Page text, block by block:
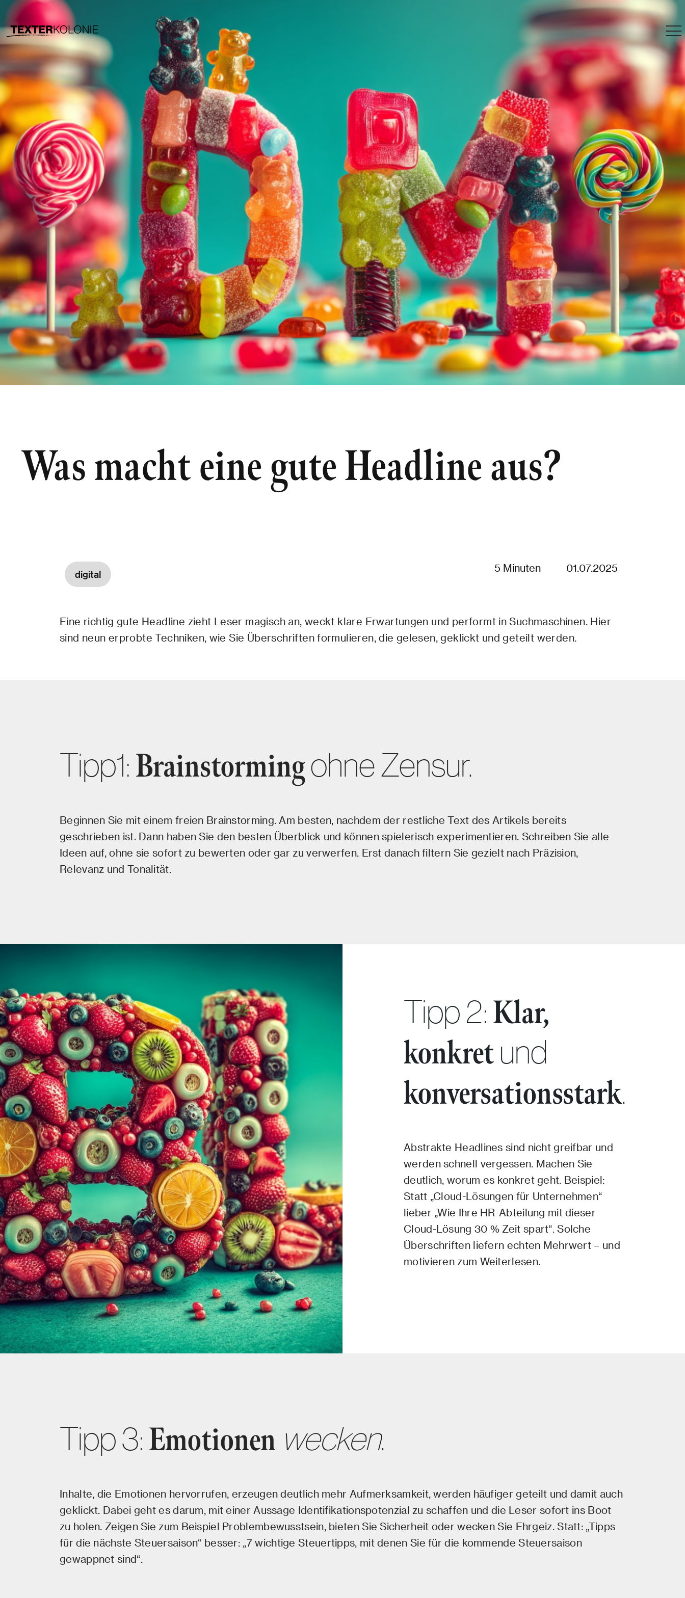
Was macht eine gute Headline aus?
digital
5 Minuten 01.07.2025
Eine richtig gute Headline zieht Leser magisch an, weckt klare Erwartungen und performt in Suchmaschinen. Hier
sind neun erprobte Techniken, wie Sie Überschriften formulieren, die gelesen, geklickt und geteilt werden.
Tipp1:Brainstormingohne Zensur.
Beginnen Sie mit einem freien Brainstorming. Am besten, nachdem der restliche Text des Artikels bereits
geschrieben ist. Dann haben Sie den besten Überblick und können spielerisch experimentieren. Schreiben Sie alle
Ideen auf, ohne sie sofort zu bewerten oder gar zu verwerfen. Erst danach filtern Sie gezielt nach Präzision,
Relevanz und Tonalität.
Tipp 2:Klar,
konkretund
konversationsstark.
Abstrakte Headlines sind nicht greifbar und
werden schnell vergessen. Machen Sie
deutlich, worum es konkret geht. Beispiel:
Statt „Cloud-Lösungen für Unternehmen“
lieber „Wie Ihre HR-Abteilung mit dieser
Cloud-Lösung 30 % Zeit spart“. Solche
Überschriften liefern echten Mehrwert – und
motivieren zum Weiterlesen.
Tipp 3:Emotionen wecken.
Inhalte, die Emotionen hervorrufen, erzeugen deutlich mehr Aufmerksamkeit, werden häufiger geteilt und damit auch
geklickt. Dabei geht es darum, mit einer Aussage Identifikationspotenzial zu schaffen und die Leser sofort ins Boot
zu holen. Zeigen Sie zum Beispiel Problembewusstsein, bieten Sie Sicherheit oder wecken Sie Ehrgeiz. Statt: „Tipps
für die nächste Steuersaison“ besser: „7 wichtige Steuertipps, mit denen Sie für die kommende Steuersaison
gewappnet sind“.